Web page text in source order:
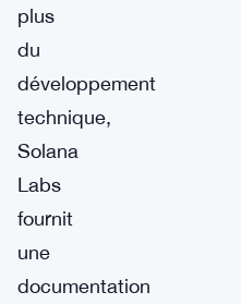
plus
du
développement
technique,
Solana
Labs
fournit
une
documentation